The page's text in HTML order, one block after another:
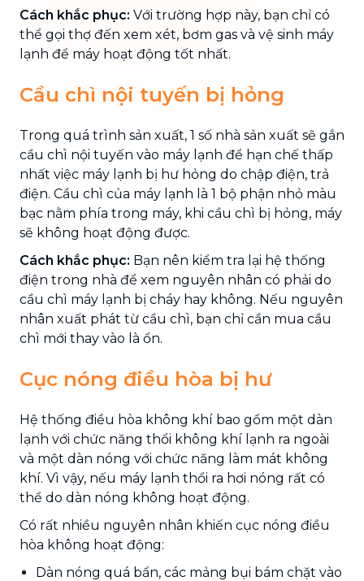
Cách khắc phục: Với trường hợp này, bạn chỉ có
thể gọi thợ đến xem xét, bơm gas và vệ sinh máy
lạnh để máy hoạt động tốt nhất.
Cầu chì nội tuyến bị hỏng
Trong quá trình sản xuất, 1 số nhà sản xuất sẽ gắn
cầu chì nội tuyến vào máy lạnh để hạn chế thấp
nhất việc máy lạnh bị hư hỏng do chập điện, trả
điện. Cầu chì của máy lạnh là 1 bộ phận nhỏ màu
bạc nằm phía trong máy, khi cầu chì bị hỏng, máy
sẽ không hoạt động được.
Cách khắc phục: Bạn nên kiểm tra lại hệ thống
điện trong nhà để xem nguyên nhân có phải do
cầu chì máy lạnh bị cháy hay không. Nếu nguyên
nhân xuất phát từ cầu chì, bạn chỉ cần mua cầu
chì mới thay vào là ổn.
Cục nóng điều hòa bị hư
Hệ thống điều hòa không khí bao gồm một dàn
lạnh với chức năng thổi không khí lạnh ra ngoài
và một dàn nóng với chức năng làm mát không
khí. Vì vậy, nếu máy lạnh thổi ra hơi nóng rất có
thể do dàn nóng không hoạt động.
Có rất nhiều nguyên nhân khiến cục nóng điều
hòa không hoạt động:
Dàn nóng quá bẩn, các mảng bụi bám chặt vào